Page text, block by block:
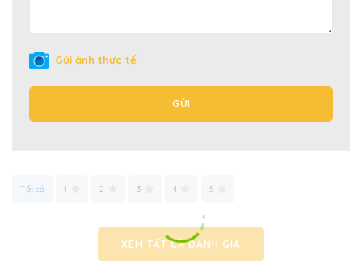
Gửi ảnh thực tế
GỬI
Tất cả 1 2 3 4 5
XEM TẤT CẢ ĐÁNH GIÁ